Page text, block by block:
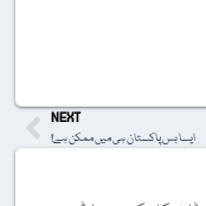
NEXT
ایسا بس پاکستان ہی میں ممکن ہے!